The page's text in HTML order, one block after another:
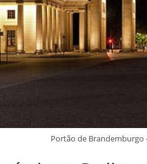
Portão de Brandemburgo